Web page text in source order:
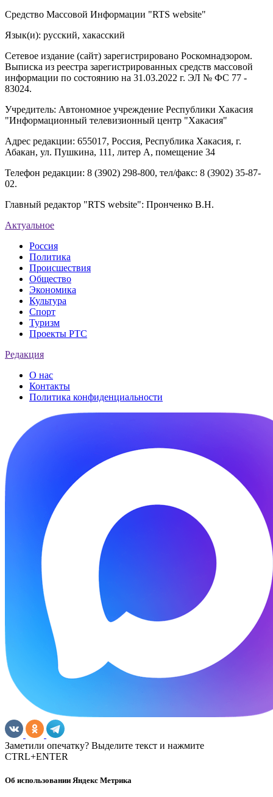
Средство Массовой Информации "RTS website"
Язык(и): русский, хакасский
Сетевое издание (сайт) зарегистрировано Роскомнадзором.
Выписка из реестра зарегистрированных средств массовой
информации по состоянию на 31.03.2022 г. ЭЛ № ФС 77 -
83024.
Учредитель: Автономное учреждение Республики Хакасия
"Информационный телевизионный центр "Хакасия"
Адрес редакции: 655017, Россия, Республика Хакасия, г.
Абакан, ул. Пушкина, 111, литер А, помещение 34
Телефон редакции: 8 (3902) 298-800, тел/факс: 8 (3902) 35-87-
02.
Главный редактор "RTS website": Пронченко В.Н.
Актуальное
Россия
Политика
Происшествия
Общество
Экономика
Культура
Спорт
Туризм
Проекты РТС
Редакция
О нас
Контакты
Политика конфиденциальности
Заметили опечатку? Выделите текст и нажмите
CTRL+ENTER
Об использовании Яндекс Метрика